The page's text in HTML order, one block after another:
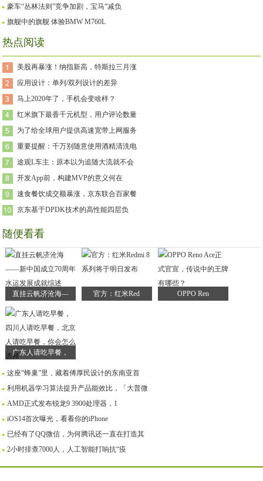
豪车“丛林法则”竞争加剧，宝马“减负
旗舰中的旗舰 体验BMW M760L
热点阅读
美股再暴涨！纳指新高，特斯拉三月涨
应用设计：单列/双列设计的差异
马上2020年了，手机会变啥样？
红米旗下最香千元机型，用户评论数量
为了给全球用户提供高速宽带上网服务
重要提醒：千万别随意使用酒精清洗电
途观L车主：原本以为追随大流就不会
开发App前，构建MVP的意义何在
速食餐饮成交额暴涨，京东联合百家餐
京东基于DPDK技术的高性能四层负
随便看看
直挂云帆济沧海— 官方：红米Red OPPO Ren
广东人请吃早餐，
这座“蜂巢”里，藏着傅厚民设计的东南亚首
利用机器学习算法提升产品能效比，「大普微
AMD正式发布锐龙9 3900处理器，1
iOS14首次曝光，看看你的iPhone
已经有了QQ微信，为何腾讯还一直在打造其
2小时排查7000人，人工智能打响抗“疫